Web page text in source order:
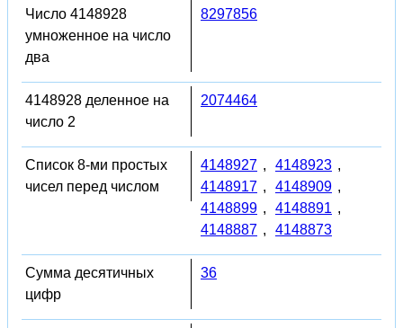
Число 4148928
умноженное на число
два
8297856
4148928 деленное на
число 2
2074464
Список 8-ми простых
чисел перед числом
4148927 , 4148923 ,
4148917 , 4148909 ,
4148899 , 4148891 ,
4148887 , 4148873
Сумма десятичных
цифр
36